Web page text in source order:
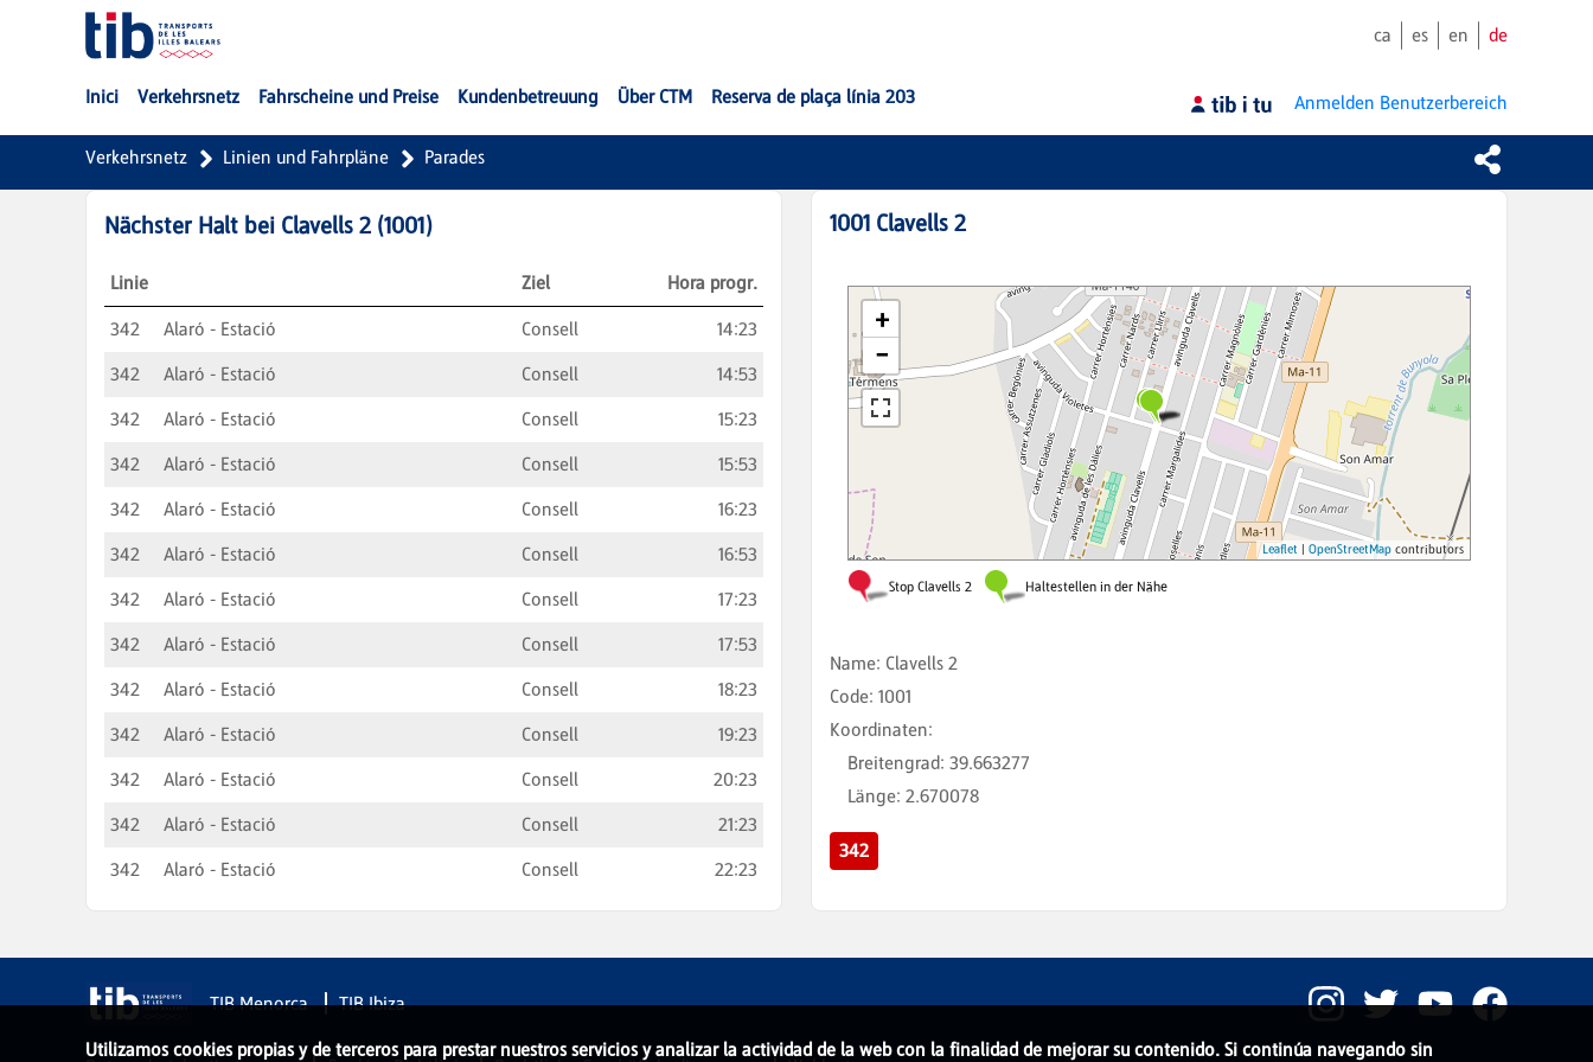
Zum Hauptinhalt springen
ca es en de
Inici Verkehrsnetz Fahrscheine und Preise Kundenbetreuung Über CTM Reserva de plaça línia 203 Anmelden Benutzerbereich
Verkehrsnetz Linien und Fahrpläne Parades
Nächster Halt bei Clavells 2 (1001)
Linie Ziel Hora progr.
342 Alaró - Estació Consell
14:23
342
Alaró - Estació Consell
14:53
342
Alaró - Estació Consell
15:23
342
Alaró - Estació Consell
15:53
342
Alaró - Estació Consell
16:23
342
Alaró - Estació Consell
16:53
342
Alaró - Estació Consell
17:23
342
Alaró - Estació Consell
17:53
342
Alaró - Estació Consell
18:23
342
Alaró - Estació Consell
19:23
342
Alaró - Estació Consell
20:23
342
Alaró - Estació Consell
21:23
342
Alaró - Estació Consell 22:23
1001 Clavells 2
Name: Clavells 2
Code: 1001
Koordinaten:
Breitengrad: 39.663277
Länge: 2.670078
342
Utilizamos cookies propias y de terceros para prestar nuestros servicios y analizar la actividad de la web con la finalidad de mejorar su contenido. Si continúa navegando sin
TIB Menorca TIB Ibiza